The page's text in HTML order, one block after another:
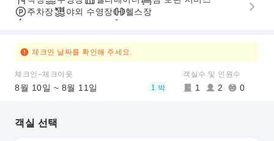
주차장
야외 수영장
헬스장
체크인 날짜를 확인해 주세요.
체크인–체크아웃
8월 10일 ~ 8월 11일 1 박
객실수 및 인원수
1 2 0
객실 선택